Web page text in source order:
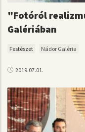
"Fotóról
Galériában
Festészet Nádor Galéria
2019.07.01.